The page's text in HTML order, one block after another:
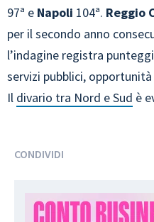
97ª e Napoli 104ª. Reggio
per il secondo anno
l’indagine registra
servizi pubblici,
Il divario tra Nord e Sud è
CONDIVIDI